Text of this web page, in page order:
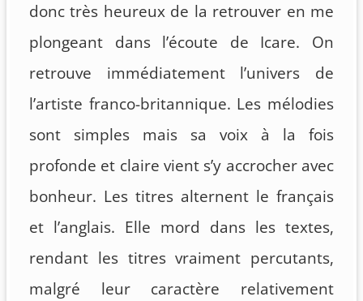
donc très heureux de la retrouver en me
plongeant dans l’écoute de Icare. On
retrouve immédiatement l’univers de
l’artiste franco-britannique. Les mélodies
sont simples mais sa voix à la fois
profonde et claire vient s’y accrocher avec
bonheur. Les titres alternent le français
et l’anglais. Elle mord dans les textes,
rendant les titres vraiment percutants,
malgré leur caractère relativement